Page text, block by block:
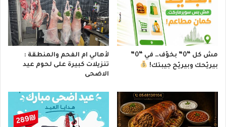
مش كل “0” بخوّف… في “0”
بيريّحك وبيريّح جيبتك!
لأهالي ام الفحم والمنطقة :
تنزيلات كبيرة على لحوم عيد
الاضحى